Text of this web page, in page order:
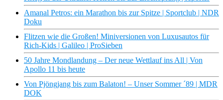
Amanal Petros: ein Marathon bis zur Spitze | Sportclub | NDR
Doku
Flitzen wie die Großen! Miniversionen von Luxusautos für
Rich-Kids | Galileo | ProSieben
50 Jahre Mondlandung – Der neue Wettlauf ins All | Von
Apollo 11 bis heute
Von Pjöngjang bis zum Balaton! – Unser Sommer ´89 | MDR
DOK